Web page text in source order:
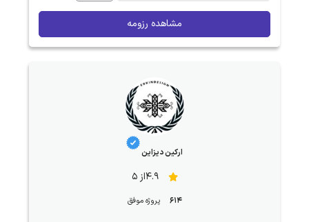
مشاهده رزومه
ارکین دیزاین
4.9از 5
614 پروژه موفق